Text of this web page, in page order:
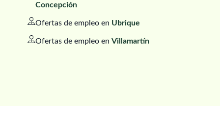
Concepción
Ofertas de empleo en Ubrique
Ofertas de empleo en Villamartín